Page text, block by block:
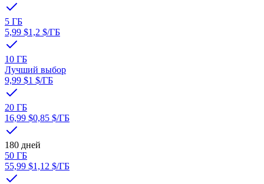
5 ГБ
5,99 $1,2 $/ГБ
10 ГБ
Лучший выбор
9,99 $1 $/ГБ
20 ГБ
16,99 $0,85 $/ГБ
180 дней
50 ГБ
55,99 $1,12 $/ГБ